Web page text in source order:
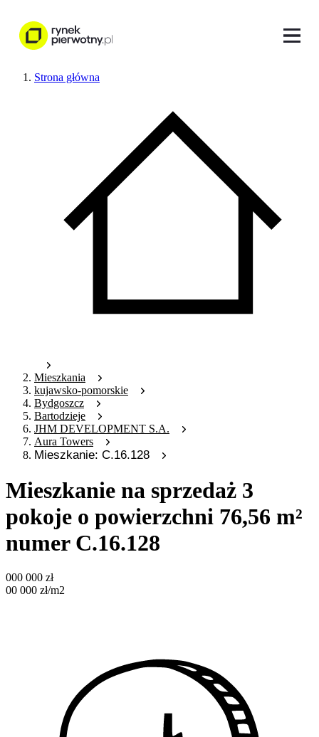
Strona główna
Mieszkania
kujawsko-pomorskie
Bydgoszcz
Bartodzieje
JHM DEVELOPMENT S.A.
Aura Towers
Mieszkanie: C.16.128
Mieszkanie na sprzedaż 3
pokoje o powierzchni 76,56 m²
numer C.16.128
000 000 zł
00 000 zł/m2